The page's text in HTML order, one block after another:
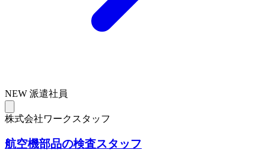
NEW 派遣社員
株式会社ワークスタッフ
航空機部品の検査スタッフ